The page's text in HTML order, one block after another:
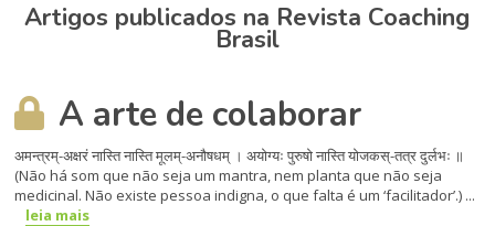
Artigos publicados na Revista Coaching
Brasil
A arte de colaborar
अमन्त्रम्-अक्षरं नास्ति नास्ति मूलम्-अनौषधम् । अयोग्यः पुरुषो नास्ति योजकस्-तत्र दुर्लभः ॥
(Não há som que não seja um mantra, nem planta que não seja
medicinal. Não existe pessoa indigna, o que falta é um ‘facilitador’.) ...
leia mais